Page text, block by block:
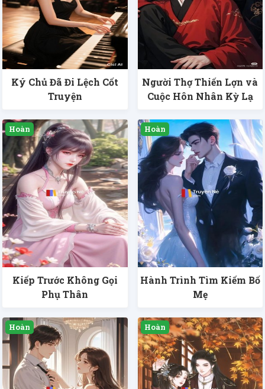
Ký Chủ Đã Đi Lệch Cốt
Truyện
Người Thợ Thiến Lợn và
Cuộc Hôn Nhân Kỳ Lạ
Kiếp Trước Không Gọi
Phụ Thân
Hành Trình Tìm Kiếm Bố
Mẹ